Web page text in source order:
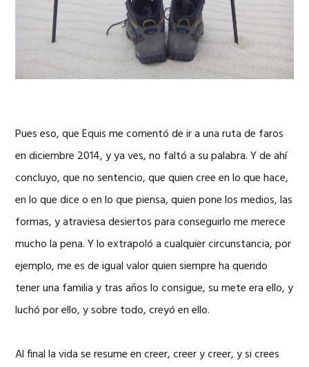
Pues eso, que Equis me comentó de ir a una ruta de faros
en diciembre 2014, y ya ves, no faltó a su palabra. Y de ahí
concluyo, que no sentencio, que quien cree en lo que hace,
en lo que dice o en lo que piensa, quien pone los medios, las
formas, y atraviesa desiertos para conseguirlo me merece
mucho la pena. Y lo extrapoló a cualquier circunstancia, por
ejemplo, me es de igual valor quien siempre ha querido
tener una familia y tras años lo consigue, su mete era ello, y
luchó por ello, y sobre todo, creyó en ello.
Al final la vida se resume en creer, creer y creer, y si crees